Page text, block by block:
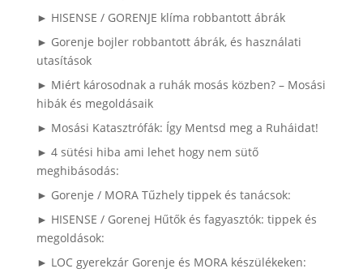
► HISENSE / GORENJE klíma robbantott ábrák
► Gorenje bojler robbantott ábrák, és használati
utasítások
► Miért károsodnak a ruhák mosás közben? – Mosási
hibák és megoldásaik
► Mosási Katasztrófák: Így Mentsd meg a Ruháidat!
► 4 sütési hiba ami lehet hogy nem sütő
meghibásodás:
► Gorenje / MORA Tűzhely tippek és tanácsok:
► HISENSE / Gorenej Hűtők és fagyasztók: tippek és
megoldások:
► LOC gyerekzár Gorenje és MORA készülékeken: